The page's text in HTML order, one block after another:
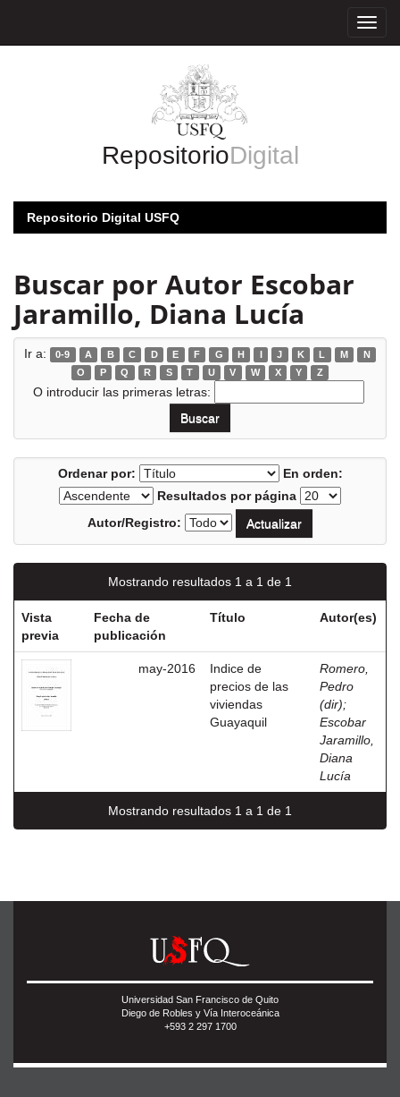
RepositorioDigital
Repositorio Digital USFQ
Buscar por Autor Escobar
Jaramillo, Diana Lucía
Ir a: 0-9 A B C D E F G H I J K L M
N
O
P Q R S T U V W X Y Z
O introducir las primeras letras:
Ordenar por:
En orden:
Resultados por página
Autor/Registro:
Mostrando resultados 1 a 1 de 1
Vista
previa
Fecha de
publicación
Título Autor(es)
may-2016
Indice de
precios de las
viviendas
Guayaquil
Romero,
Pedro
(dir);
Escobar
Jaramillo,
Diana
Lucía
Mostrando resultados 1 a 1 de 1
Universidad San Francisco de Quito
Diego de Robles y Vía Interoceánica
+593 2 297 1700